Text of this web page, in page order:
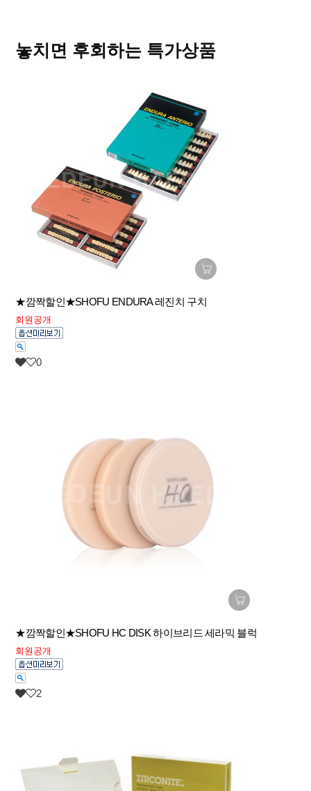
놓치면 후회하는 특가상품
★깜짝할인★SHOFU ENDURA 레진치 구치
회원공개
0
★깜짝할인★SHOFU HC DISK 하이브리드 세라믹 블럭
회원공개
2